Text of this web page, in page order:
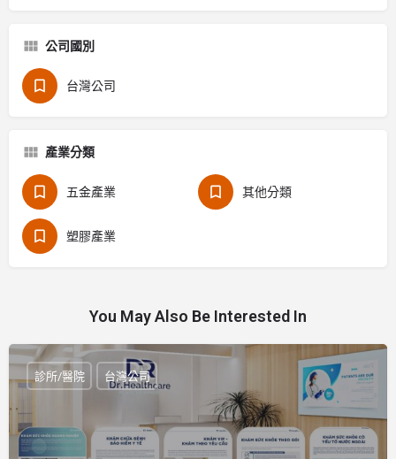
公司國別
台灣公司
產業分類
五金產業 其他分類
塑膠產業
You May Also Be Interested In
診所/醫院 台灣公司